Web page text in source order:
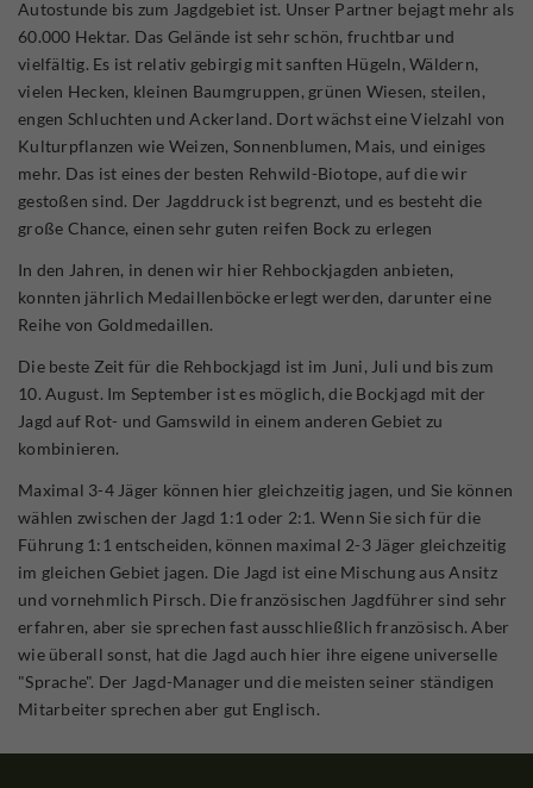
Autostunde bis zum Jagdgebiet ist. Unser Partner bejagt mehr als
60.000 Hektar. Das Gelände ist sehr schön, fruchtbar und
vielfältig. Es ist relativ gebirgig mit sanften Hügeln, Wäldern,
vielen Hecken, kleinen Baumgruppen, grünen Wiesen, steilen,
engen Schluchten und Ackerland. Dort wächst eine Vielzahl von
Kulturpflanzen wie Weizen, Sonnenblumen, Mais, und einiges
mehr. Das ist eines der besten Rehwild-Biotope, auf die wir
gestoßen sind. Der Jagddruck ist begrenzt, und es besteht die
große Chance, einen sehr guten reifen Bock zu erlegen
In den Jahren, in denen wir hier Rehbockjagden anbieten,
konnten jährlich Medaillenböcke erlegt werden, darunter eine
Reihe von Goldmedaillen.
Die beste Zeit für die Rehbockjagd ist im Juni, Juli und bis zum
10. August. Im September ist es möglich, die Bockjagd mit der
Jagd auf Rot- und Gamswild in einem anderen Gebiet zu
kombinieren.
Maximal 3-4 Jäger können hier gleichzeitig jagen, und Sie können
wählen zwischen der Jagd 1:1 oder 2:1. Wenn Sie sich für die
Führung 1:1 entscheiden, können maximal 2-3 Jäger gleichzeitig
im gleichen Gebiet jagen. Die Jagd ist eine Mischung aus Ansitz
und vornehmlich Pirsch. Die französischen Jagdführer sind sehr
erfahren, aber sie sprechen fast ausschließlich französisch. Aber
wie überall sonst, hat die Jagd auch hier ihre eigene universelle
"Sprache". Der Jagd-Manager und die meisten seiner ständigen
Mitarbeiter sprechen aber gut Englisch.